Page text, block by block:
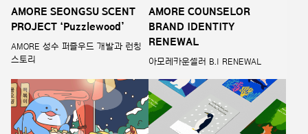
AMORE SEONGSU SCENT
PROJECT ‘Puzzlewood’
AMORE 성수 퍼즐우드 개발과 런칭
스토리
AMORE COUNSELOR
BRAND IDENTITY
RENEWAL
아모레카운셀러 B.I RENEWAL